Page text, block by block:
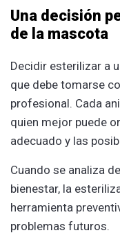
Una decisión
de la mascota
Decidir esterilizar a
que debe tomarse
profesional. Cada
quien mejor puede
adecuado y las
Cuando se analiza
bienestar, la
herramienta
problemas futuros.